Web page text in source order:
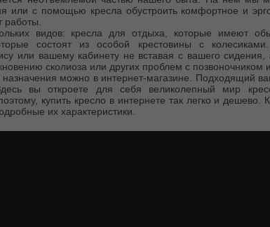
или с помощью кресла обустроить комфортное и
работы.
видов: кресла для отдыха, которые имеют
состоят из особой крестовины с
или вашему кабинету не вставая с вашего сидения,
сколиоза или других проблем с позвоночником
назначения можно в интернет-магазине. Подходящий
вы откроете для себя великолепный мир
купить кресло в интернете так легко и дешево.
их характеристики.